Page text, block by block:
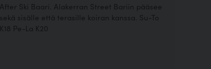
After Ski Baari. Alakerran Street Bariin pääsee
sekä sisälle että terasille koiran kanssa. Su-To
K18 Pe-La K20